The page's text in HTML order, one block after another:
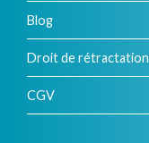
Blog
Droit de rétractation
CGV